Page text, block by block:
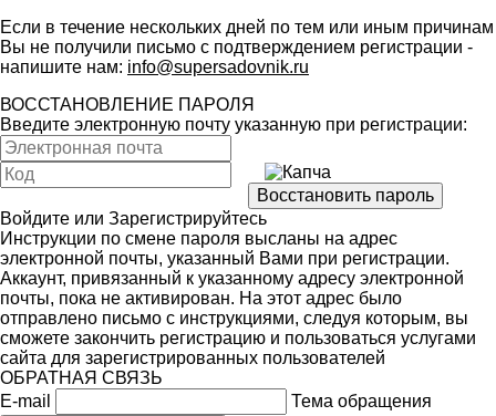
Если в течение нескольких дней по тем или иным причинам
Вы не получили письмо с подтверждением регистрации -
напишите нам: info@supersadovnik.ru
ВОССТАНОВЛЕНИЕ ПАРОЛЯ
Введите электронную почту указанную при регистрации:
Войдите или Зарегистрируйтесь
Инструкции по смене пароля высланы на адрес
электронной почты, указанный Вами при регистрации.
Аккаунт, привязанный к указанному адресу электронной
почты, пока не активирован. На этот адрес было
отправлено письмо с инструкциями, следуя которым, вы
сможете закончить регистрацию и пользоваться услугами
сайта для зарегистрированных пользователей
ОБРАТНАЯ СВЯЗЬ
E-mail
Тема обращения